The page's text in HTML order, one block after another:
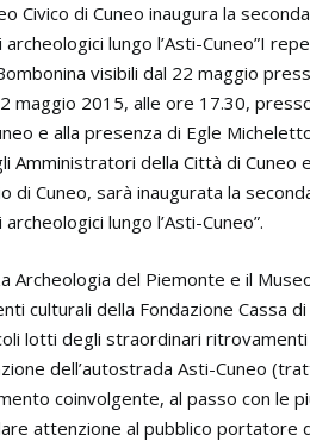
Civico di Cuneo inaugura la
lungo l’Asti-Cuneo”I
visibili dal 22 maggio
maggio 2015, alle ore 17.30,
e alla presenza di Egle
Amministratori della Città di Cuneo
di Cuneo, sarà inaugurata la
lungo l’Asti-Cuneo”.
Archeologia del Piemonte e il
culturali della Fondazione Cassa
lotti degli straordinari
dell’autostrada Asti-Cuneo
coinvolgente, al passo con le
attenzione al pubblico portatore